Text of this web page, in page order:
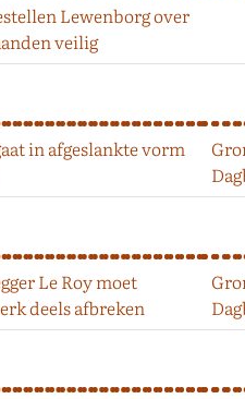
Lewenborg over
veilig
in afgeslankte vorm
Le Roy moet
deels afbreken